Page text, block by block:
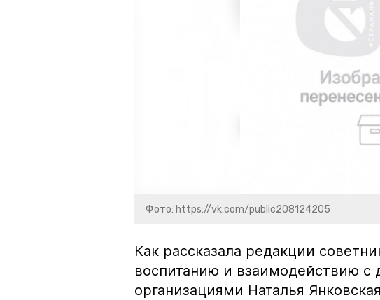
Фото: https://vk.com/public208124205
Как рассказала редакции
воспитанию и взаимодействию
организациями Наталья